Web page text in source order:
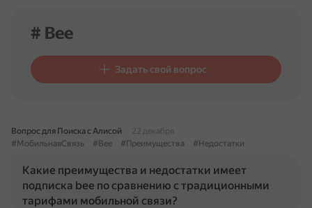
# Bee
Задать свой вопрос
Вопрос для Поиска с Алисой
22 декабря
#МобильнаяСвязь
#Bee #Преимущества #Недостатки
Какие преимущества и недостатки имеет
подписка bee по сравнению с традиционными
тарифами мобильной связи?